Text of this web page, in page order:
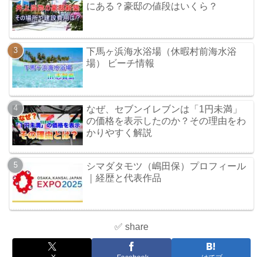
にある？豪邸の値段はいくら？
下馬ヶ浜海水浴場（休暇村前海水浴
場） ビーチ情報
なぜ、セブンイレブンは「1円未満」
の価格を表示したのか？その理由をわ
かりやすく解説
シマダタモツ（嶋田保）プロフィール
｜経歴と代表作品
✅ share